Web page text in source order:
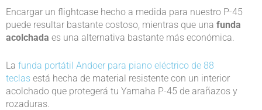
Encargar un flightcase hecho a medida para nuestro P-45
puede resultar bastante costoso, mientras que una funda
acolchada es una alternativa bastante más económica.
La funda portátil Andoer para piano eléctrico de 88
teclas está hecha de material resistente con un interior
acolchado que protegerá tu Yamaha P-45 de arañazos y
rozaduras.